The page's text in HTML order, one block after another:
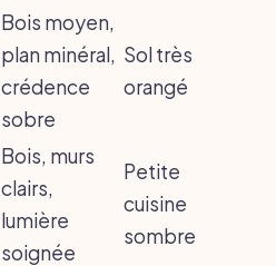
Bois moyen,
plan minéral,
crédence
sobre
Sol très
orangé
Bois, murs
clairs,
lumière
soignée
Petite
cuisine
sombre